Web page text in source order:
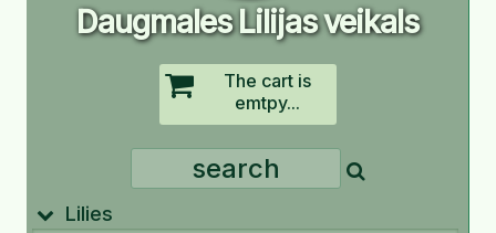
Daugmales Lilijas veikals
The cart is
emtpy...
Lilies